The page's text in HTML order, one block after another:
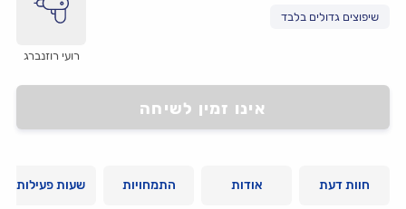
רועי רוזנברג
אינו זמין לשיחה
חוות דעת אודות התמחויות שעות פעילות